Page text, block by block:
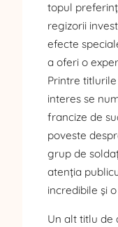
topul
regizorii
efecte
a oferi o
Printre
interes se
francize de
poveste
grup de
atenția
incredibile și
Un alt titlu de